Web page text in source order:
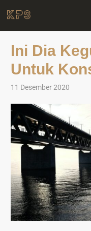
Ini Dia
Untuk
11 Desember 2020